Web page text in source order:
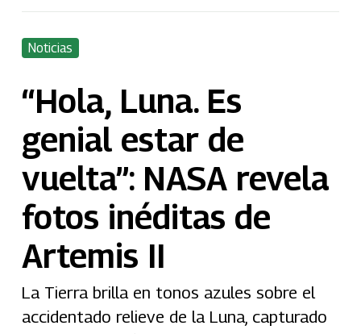
Noticias
“Hola, Luna. Es
genial estar de
vuelta”: NASA revela
fotos inéditas de
Artemis II
La Tierra brilla en tonos azules sobre el
accidentado relieve de la Luna, capturado